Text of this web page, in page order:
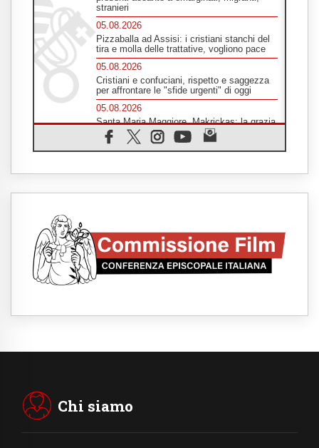
stranieri
05.08.2026
Pizzaballa ad Assisi: i cristiani stanchi del
tira e molla delle trattative, vogliono pace
05.08.2026
Cristiani e confuciani, rispetto e saggezza
per affrontare le "sfide urgenti" di oggi
05.08.2026
Santa Maria Maggiore, Makrickas: la grazia
di Dio scende ancora sul mondo
05.08.2026
social non saziano, vogliamo cose grandi"
05.08.2026
05.08.2026
Dal Papa all'udienza generale la forza del
"circolo degli eroi"
pace
una prova difficile
Chi siamo